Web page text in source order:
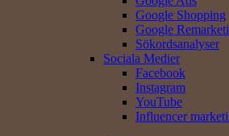
Google Shopping
Google
Sökords­analyser
Sociala Medier
Facebook
Instagram
YouTube
Influencer